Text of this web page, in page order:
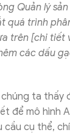
Quản lý
quá trình
trên [chi tiết
các dấu
ta thấy
để mô hình
cầu cụ thể,